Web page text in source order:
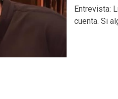
Entrevista:
cuenta. Si